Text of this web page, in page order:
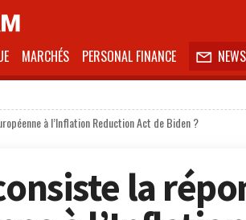
MARCHÉS PERSONAL FINANCE 
à l’Inflation Reduction Act de Biden ?
la